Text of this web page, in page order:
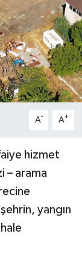
A- A+
hizmet
– arama
yangın